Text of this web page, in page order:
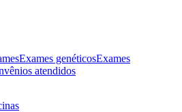
Exames genéticosExames
atendidos